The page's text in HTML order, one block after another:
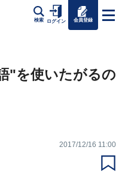
検索 ログイン 会員登録
"を使いたがるの
2017/12/16 11:00